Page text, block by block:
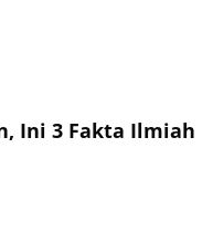
Ini 3 Fakta Ilmiah